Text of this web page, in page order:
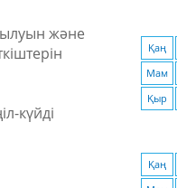
және
күйді
Қаң
Мам
Қыр
Қаң